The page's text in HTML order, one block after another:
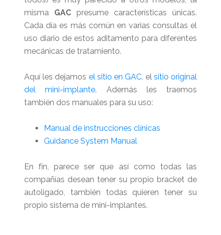
misma GACpresume características únicas.
Cada día es más común en varias consultas el
uso diario de estos aditamento para diferentes
mecánicas de tratamiento.
Aquí les dejamos el sitio en GAC , el sitio original
del mini-implante. Además les traemos
también dos manuales para su uso:
Manual de instrucciones clínicas
Guidance System Manual
En fín, parece ser que así como todas las
compañías desean tener su propio bracket de
autoligado, también todas quieren tener su
propio sistema de mini-implantes.